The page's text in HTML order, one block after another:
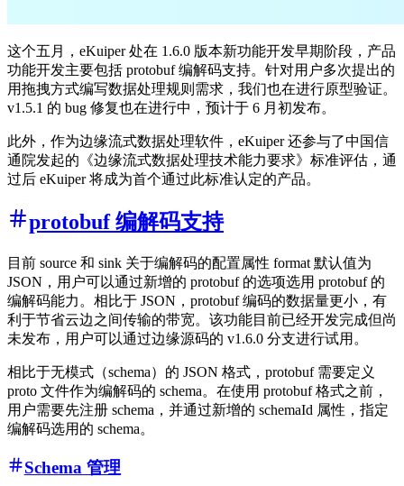
这个五月，eKuiper 处在 1.6.0 版本新功能开发早期阶段，产品
功能开发主要包括 protobuf 编解码支持。针对用户多次提出的
用拖拽方式编写数据处理规则需求，我们也在进行原型验证。
v1.5.1 的 bug 修复也在进行中，预计于 6 月初发布。
此外，作为边缘流式数据处理软件，eKuiper 还参与了中国信
通院发起的《边缘流式数据处理技术能力要求》标准评估，通
过后 eKuiper 将成为首个通过此标准认定的产品。
protobuf 编解码支持
目前 source 和 sink 关于编解码的配置属性 format 默认值为
JSON，用户可以通过新增的 protobuf 的选项选用 protobuf 的
编解码能力。相比于 JSON，protobuf 编码的数据量更小，有
利于节省云边之间传输的带宽。该功能目前已经开发完成但尚
未发布，用户可以通过边缘源码的 v1.6.0 分支进行试用。
相比于无模式（schema）的 JSON 格式，protobuf 需要定义
proto 文件作为编解码的 schema。在使用 protobuf 格式之前，
用户需要先注册 schema，并通过新增的 schemaId 属性，指定
编解码选用的 schema。
Schema 管理